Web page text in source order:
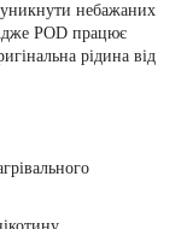
небажаних
POD працює
рідина від